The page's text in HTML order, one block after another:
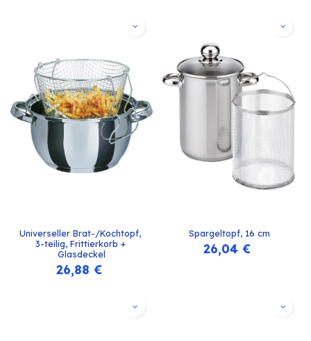
Universeller Brat-/Kochtopf,
3-teilig, Frittierkorb +
Glasdeckel
26,88 €
Spargeltopf, 16 cm
26,04 €